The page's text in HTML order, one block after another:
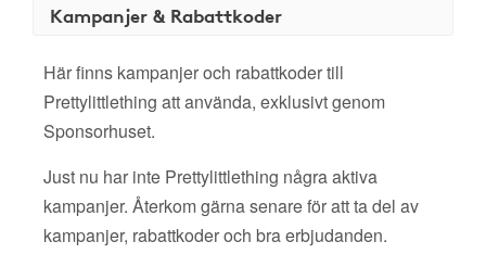
Kampanjer & Rabattkoder
Här finns kampanjer och rabattkoder till
Prettylittlething att använda, exklusivt genom
Sponsorhuset.
Just nu har inte Prettylittlething några aktiva
kampanjer. Återkom gärna senare för att ta del av
kampanjer, rabattkoder och bra erbjudanden.